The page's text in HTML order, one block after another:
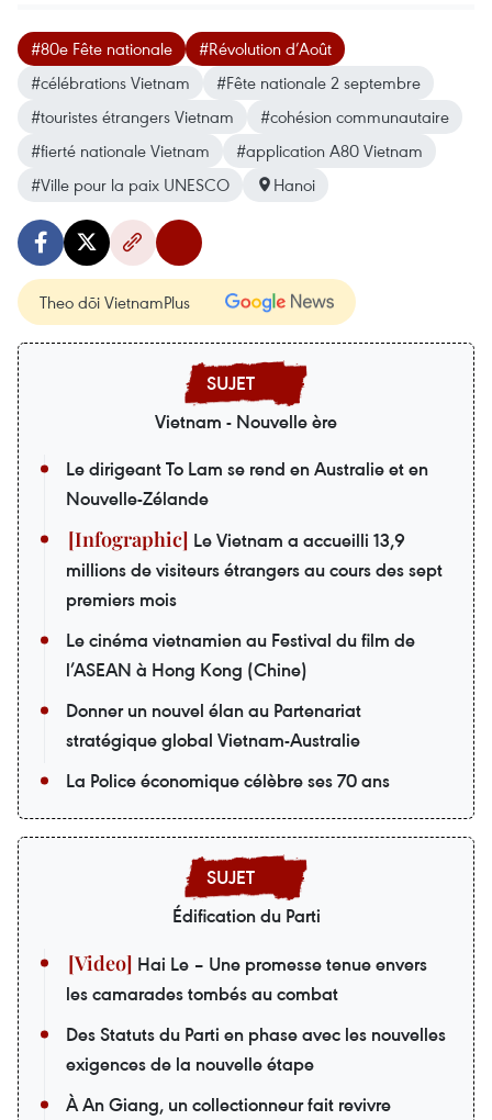
#80e Fête nationale
#Révolution d’Août
#célébrations Vietnam
#Fête nationale 2 septembre
#touristes étrangers Vietnam
#cohésion communautaire
#fierté nationale Vietnam
#application A80 Vietnam
#Ville pour la paix UNESCO
Hanoi
Theo dõi VietnamPlus
Vietnam - Nouvelle ère
Le dirigeant To Lam se rend en Australie et en
Nouvelle-Zélande
Le Vietnam a accueilli 13,9
millions de visiteurs étrangers au cours des sept
premiers mois
Le cinéma vietnamien au Festival du film de
l’ASEAN à Hong Kong (Chine)
Donner un nouvel élan au Partenariat
stratégique global Vietnam-Australie
La Police économique célèbre ses 70 ans
Édification du Parti
Hai Le – Une promesse tenue envers
les camarades tombés au combat
Des Statuts du Parti en phase avec les nouvelles
exigences de la nouvelle étape
À An Giang, un collectionneur fait revivre